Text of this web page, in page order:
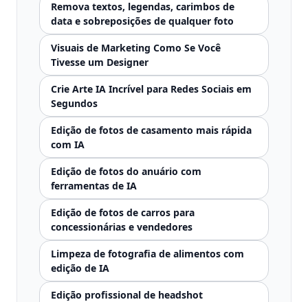
Remova textos, legendas, carimbos de
data e sobreposições de qualquer foto
Visuais de Marketing Como Se Você
Tivesse um Designer
Crie Arte IA Incrível para Redes Sociais em
Segundos
Edição de fotos de casamento mais rápida
com IA
Edição de fotos do anuário com
ferramentas de IA
Edição de fotos de carros para
concessionárias e vendedores
Limpeza de fotografia de alimentos com
edição de IA
Edição profissional de headshot